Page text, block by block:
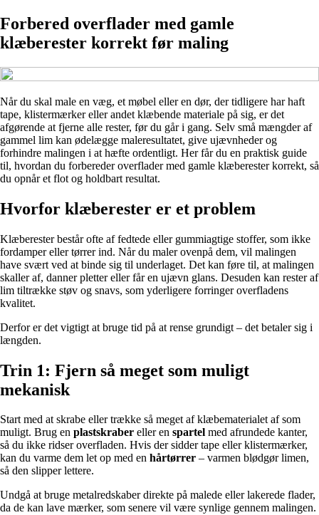
Forbered overflader med gamle
klæberester korrekt før maling
Når du skal male en væg, et møbel eller en dør, der tidligere har haft
tape, klistermærker eller andet klæbende materiale på sig, er det
afgørende at fjerne alle rester, før du går i gang. Selv små mængder af
gammel lim kan ødelægge maleresultatet, give ujævnheder og
forhindre malingen i at hæfte ordentligt. Her får du en praktisk guide
til, hvordan du forbereder overflader med gamle klæberester korrekt, så
du opnår et flot og holdbart resultat.
Hvorfor klæberester er et problem
Klæberester består ofte af fedtede eller gummiagtige stoffer, som ikke
fordamper eller tørrer ind. Når du maler ovenpå dem, vil malingen
have svært ved at binde sig til underlaget. Det kan føre til, at malingen
skaller af, danner pletter eller får en ujævn glans. Desuden kan rester af
lim tiltrække støv og snavs, som yderligere forringer overfladens
kvalitet.
Derfor er det vigtigt at bruge tid på at rense grundigt – det betaler sig i
længden.
Trin 1: Fjern så meget som muligt
mekanisk
Start med at skrabe eller trække så meget af klæbematerialet af som
muligt. Brug en plastskraber eller en spartel med afrundede kanter,
så du ikke ridser overfladen. Hvis der sidder tape eller klistermærker,
kan du varme dem let op med en hårtørrer – varmen blødgør limen,
så den slipper lettere.
Undgå at bruge metalredskaber direkte på malede eller lakerede flader,
da de kan lave mærker, som senere vil være synlige gennem malingen.